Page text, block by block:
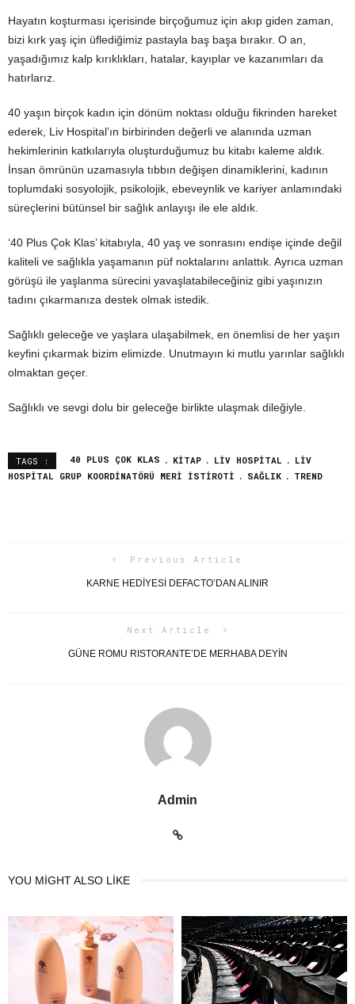
Hayatın koşturması içerisinde birçoğumuz için akıp giden zaman,
bizi kırk yaş için üflediğimiz pastayla baş başa bırakır. O an,
yaşadığımız kalp kırıklıkları, hatalar, kayıplar ve kazanımları da
hatırlarız.
40 yaşın birçok kadın için dönüm noktası olduğu fikrinden hareket
ederek, Liv Hospital’ın birbirinden değerli ve alanında uzman
hekimlerinin katkılarıyla oluşturduğumuz bu kitabı kaleme aldık.
İnsan ömrünün uzamasıyla tıbbın değişen dinamiklerini, kadının
toplumdaki sosyolojik, psikolojik, ebeveynlik ve kariyer anlamındaki
süreçlerini bütünsel bir sağlık anlayışı ile ele aldık.
‘40 Plus Çok Klas’ kitabıyla, 40 yaş ve sonrasını endişe içinde değil
kaliteli ve sağlıkla yaşamanın püf noktalarını anlattık. Ayrıca uzman
görüşü ile yaşlanma sürecini yavaşlatabileceğiniz gibi yaşınızın
tadını çıkarmanıza destek olmak istedik.
Sağlıklı geleceğe ve yaşlara ulaşabilmek, en önemlisi de her yaşın
keyfini çıkarmak bizim elimizde. Unutmayın ki mutlu yarınlar sağlıklı
olmaktan geçer.
Sağlıklı ve sevgi dolu bir geleceğe birlikte ulaşmak dileğiyle.
TAGS : 40 PLUS ÇOK KLAS KITAP LIV HOSPITAL
LIV
HOSPITAL GRUP KOORDINATÖRÜ MERI İSTIROTI
SAĞLIK TREND
Previous Article
KARNE HEDIYESI DEFACTO’DAN ALINIR
Next Article
GÜNE ROMU RISTORANTE’DE MERHABA DEYİN
Admin
YOU MIGHT ALSO LIKE